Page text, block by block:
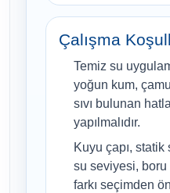
Çalışma
Temiz su
yoğun kum,
sıvı bulunan
yapılmalıdır.
Kuyu çapı,
su seviyesi, boru
farkı seçimden